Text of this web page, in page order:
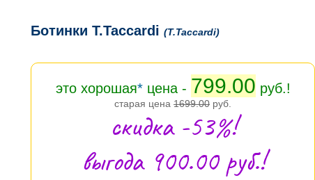
Ботинки T.Taccardi (T.Taccardi)
это хорошая*цена - 799.00 руб.!
старая цена 1699.00 руб.
скидка -53%!
выгода 900.00 руб.!